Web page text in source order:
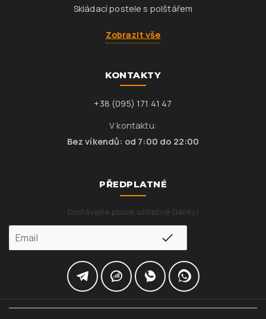
Skládací postele s polštářem
Zobrazit vše
KONTAKTY
+38 (095) 171 41 47
V kontaktu:
Bez víkendů: od 7:00 do 22:00
PŘEDPLATNÉ
Dostávejte pouze užitečné články!